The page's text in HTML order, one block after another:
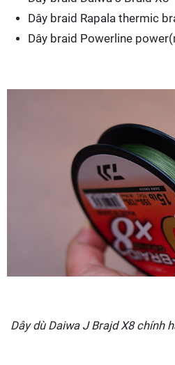
Dây braid Rapala thermic
Dây braid Powerline
Dây dù Daiwa J Brajd X8 chính